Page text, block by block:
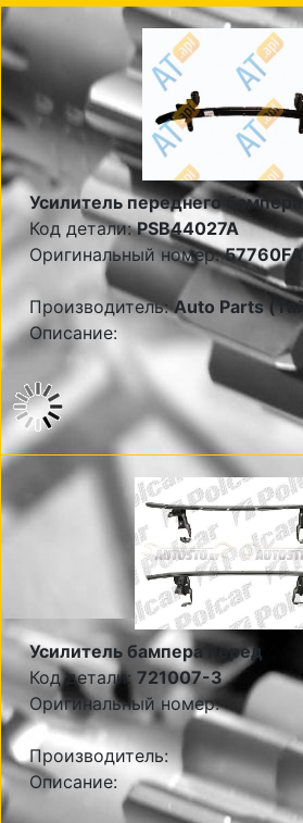
Усилитель переднего бампера
Код детали:PSB44027A
Оригинальный номер:
Производитель:Auto Parts
Описание:
Усилитель бампера перед
Код детали: 721007-3
Оригинальный номер:
Производитель:
Описание: